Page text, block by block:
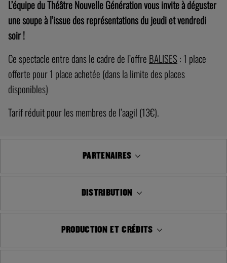
L’équipe du Théâtre Nouvelle Génération vous invite à déguster
une soupe à l’issue des représentations du jeudi et vendredi
soir !
Ce spectacle entre dans le cadre de l’offre BALISES : 1 place
offerte pour 1 place achetée (dans la limite des places
disponibles)
Tarif réduit pour les membres de l’aagil (13€).
PARTENAIRES
DISTRIBUTION
PRODUCTION ET CRÉDITS